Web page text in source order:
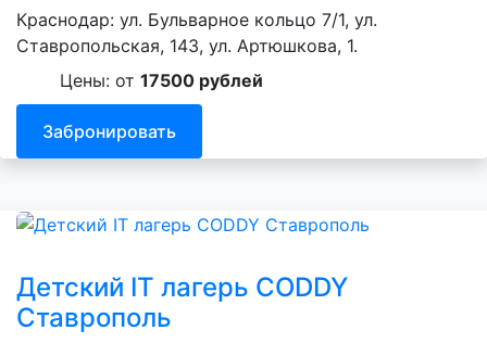
Краснодар: ул. Бульварное кольцо 7/1, ул.
Ставропольская, 143, ул. Артюшкова, 1.
Цены: от 17500 рублей
Забронировать
Детский IT лагерь CODDY
Ставрополь